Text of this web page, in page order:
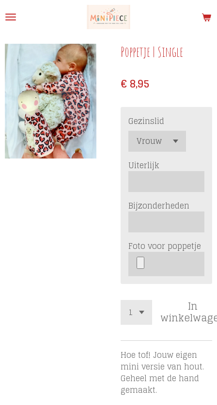
direct
de
hoofdinhoud
Poppetje | Single
€ 8,95
Gezinslid
Uiterlijk
Bijzonderheden
Foto voor poppetje
In
Hoe tof! Jouw eigen
mini versie van hout.
Geheel met de hand
gemaakt.